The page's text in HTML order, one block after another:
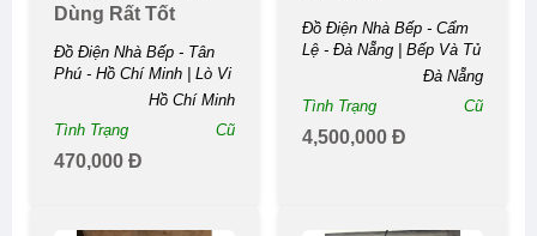
Dùng Rất Tốt
Đồ Điện Nhà Bếp - Tân
Phú - Hồ Chí Minh | Lò Vi
Sóng Panasonic Trắng
Hồ Chí Minh
Tình Trạng
Cũ
470,000 Đ
Đồ Điện Nhà Bếp - Cẩm
Lệ - Đà Nẵng | Bếp Và Tủ
Đà Nẵng
Tình Trạng
Cũ
4,500,000 Đ